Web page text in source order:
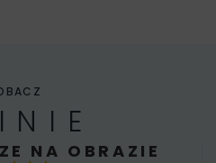
NA OBRAZIE